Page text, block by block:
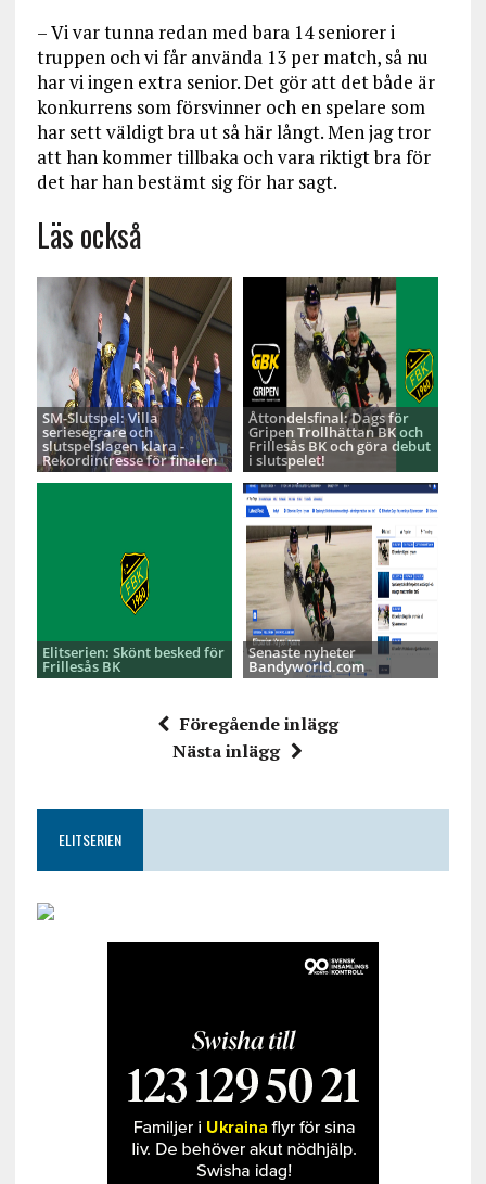
– Vi var tunna redan med bara 14 seniorer i
truppen och vi får använda 13 per match, så nu
har vi ingen extra senior. Det gör att det både är
konkurrens som försvinner och en spelare som
har sett väldigt bra ut så här långt. Men jag tror
att han kommer tillbaka och vara riktigt bra för
det har han bestämt sig för har sagt.
Läs också
SM-Slutspel: Villa
seriesegrare och
slutspelslagen klara -
Rekordintresse för finalen
Åttondelsfinal: Dags för
Gripen Trollhättan BK och
Frillesås BK och göra debut
i slutspelet!
Elitserien: Skönt besked för
Frillesås BK
Senaste nyheter
Bandyworld.com
Föregående inlägg
Nästa inlägg
ELITSERIEN